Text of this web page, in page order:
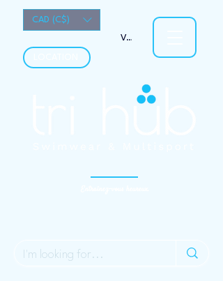
Voir les points
CAD (C$)